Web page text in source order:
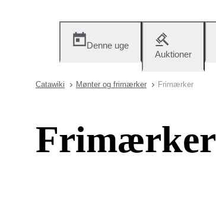
Denne uge
Auktioner
Catawiki Mønter og frimærker Frimærker
Frimærker